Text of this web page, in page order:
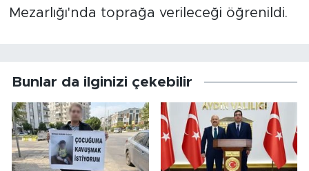
Mezarlığı'nda toprağa verileceği öğrenildi.
Bunlar da ilginizi çekebilir